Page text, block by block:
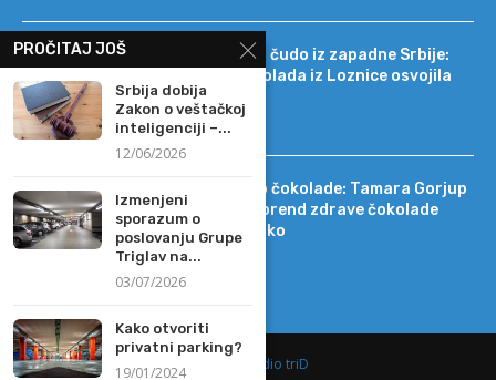
Tehnološko čudo iz zapadne Srbije:
kako je čokolada iz Loznice osvojila
22 tržišta
Od DIF-a do čokolade: Tamara Gorjup
pokrenula brend zdrave čokolade
Kapetan Koko
Studio triD
PROČITAJ JOŠ
Srbija dobija
Zakon o veštačkoj
inteligenciji –...
12/06/2026
Izmenjeni
sporazum o
poslovanju Grupe
Triglav na...
03/07/2026
Kako otvoriti
privatni parking?
19/01/2024